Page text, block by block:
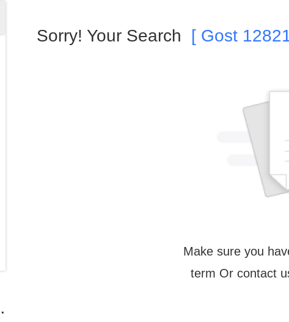
Sorry! Your Search [ Gost
Make sure you
term Or contact